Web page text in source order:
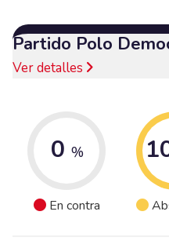
Partido Polo
Ver detalles
0 %
En contra